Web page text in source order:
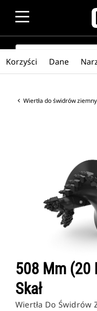
SEARCH
Wiertła do świdrów
508 Mm (20
Skał
Wiertła Do Świdrów
Korzyści Dane